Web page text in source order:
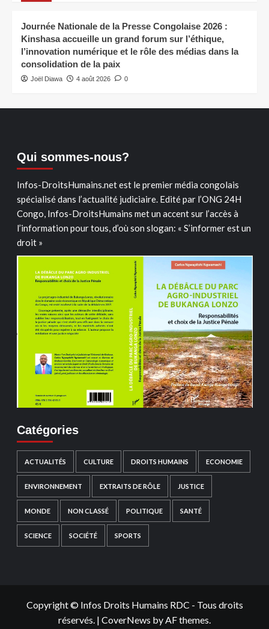
Journée Nationale de la Presse Congolaise 2026 :
Kinshasa accueille un grand forum sur l’éthique,
l’innovation numérique et le rôle des médias dans la
consolidation de la paix
Joël Diawa 4 août 2026 0
Qui sommes-nous?
Infos-DroitsHumains.net est le premier média congolais
spécialisé dans l’actualité judiciaire. Edité par l’ONG 24H
Congo, Infos-DroitsHumains met un accent sur l’accès à
l’information pour tous, d’où son slogan: « S’informer est un
droit »
Catégories
ACTUALITÉS CULTURE DROITS HUMAINS ECONOMIE
ENVIRONNEMENT EXTRAITS DE RÔLE JUSTICE
MONDE NON CLASSÉ POLITIQUE SANTÉ
SCIENCE SOCIÉTÉ SPORTS
Copyright © Infos Droits Humains RDC - Tous droits
réservés. | CoverNews by AF themes.